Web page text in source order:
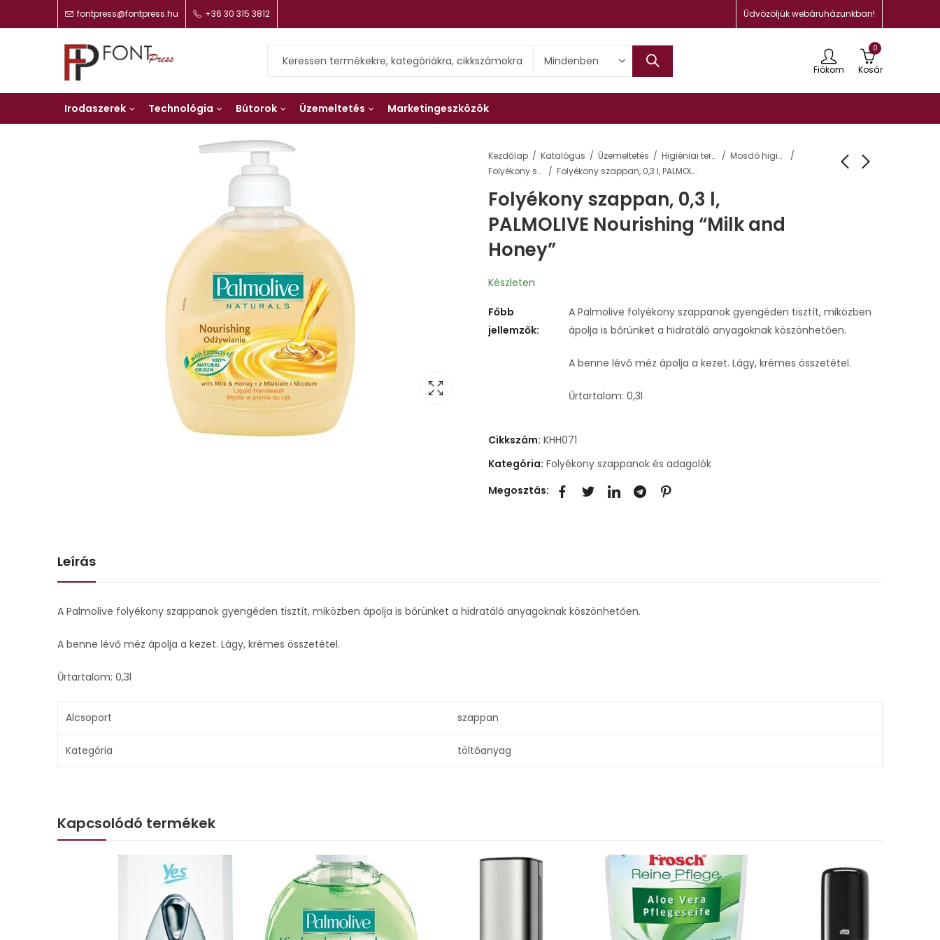
fontpress@fontpress.hu +36 30 315 3812 Üdvözöljük webáruházunkban!
Fiókom
0
Kosár
Irodaszerek Technológia Bútorok Üzemeltetés Marketingeszközök
Kezdőlap Katalógus Üzemeltetés Higiéniai termékek
Mosdó higiénia
Folyékony szappanok és adagolók
Folyékony szappan, 0,3 l, PALMOLIVE Nourishing “Milk and Honey”
Folyékony szappan, 0,3 l,
PALMOLIVE Nourishing “Milk and
Honey”
Készleten
Főbb
jellemzők:
A Palmolive folyékony szappanok gyengéden tisztít, miközben
ápolja is bőrünket a hidratáló anyagoknak köszönhetően.
A benne lévő méz ápolja a kezet. Lágy, krémes összetétel.
Űrtartalom: 0,3l
Cikkszám: KHH071
Kategória: Folyékony szappanok és adagolók
Megosztás:
Leírás
A Palmolive folyékony szappanok gyengéden tisztít, miközben ápolja is bőrünket a hidratáló anyagoknak köszönhetően.
A benne lévő méz ápolja a kezet. Lágy, krémes összetétel.
Űrtartalom: 0,3l
Alcsoport szappan
Kategória töltőanyag
Kapcsolódó termékek